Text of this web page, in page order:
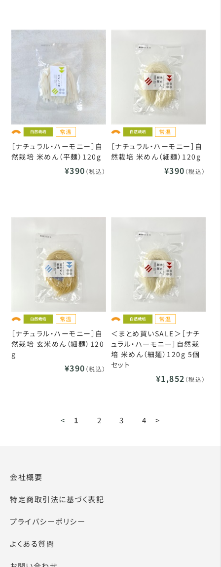
［ナチュラル・ハーモニー］自
然栽培 米めん（平麺）120g
¥390 （税込）
［ナチュラル・ハーモニー］自
然栽培 米めん（細麺）120g
¥390 （税込）
［ナチュラル・ハーモニー］自
然栽培 玄米めん（細麺）120
g
¥390 （税込）
＜まとめ買いSALE＞［ナチ
ュラル・ハーモニー］自然栽
培 米めん（細麺）120g 5個
セット
¥1,852 （税込）
< 1 2 3 4 >
会社概要
特定商取引法に基づく表記
プライバシーポリシー
よくある質問